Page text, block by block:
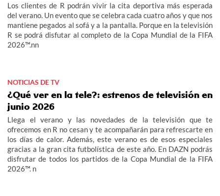
Los clientes de R podrán vivir la cita deportiva más esperada
del verano. Un evento que se celebra cada cuatro años y que nos
mantiene pegados al sofá y a la pantalla. Porque en la televisión
R se podrá disfutar al completo de la Copa Mundial de la FIFA
2026™.nn
NOTICIAS DE TV
¿Qué ver en la tele?: estrenos de televisión en
junio 2026
Llega el verano y las novedades de la televisión que te
ofrecemos en R no cesan y te acompañarán para refrescarte en
los días de calor. Además, este verano es de esos especiales
gracias a la gran cita futbolística de este año. En DAZN podrás
disfrutar de todos los partidos de la Copa Mundial de la FIFA
2026™. n